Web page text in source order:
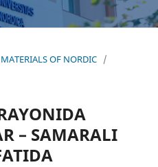
OF NORDIC /
– SAMARALI